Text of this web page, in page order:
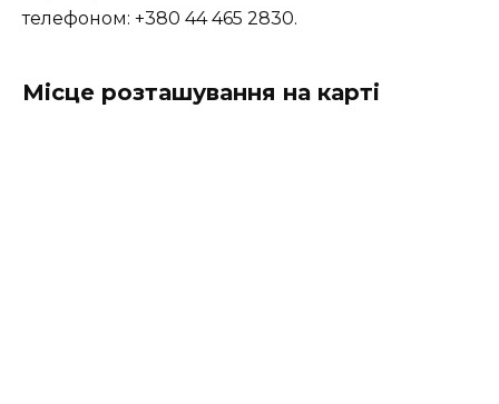
телефоном: +380 44 465 2830.
Місце розташування на карті